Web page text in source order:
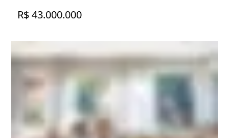
R$ 43.000.000